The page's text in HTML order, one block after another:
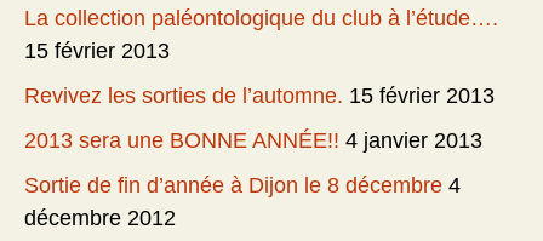
La collection paléontologique du club à l’étude….
15 février 2013
Revivez les sorties de l’automne. 15 février 2013
2013 sera une BONNE ANNÉE!! 4 janvier 2013
Sortie de fin d’année à Dijon le 8 décembre 4
décembre 2012